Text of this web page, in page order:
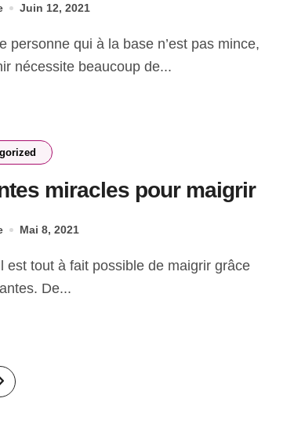
Juin 12, 2021
nécessite beaucoup de...
miracles pour maigrir
Mai 8, 2021
De...